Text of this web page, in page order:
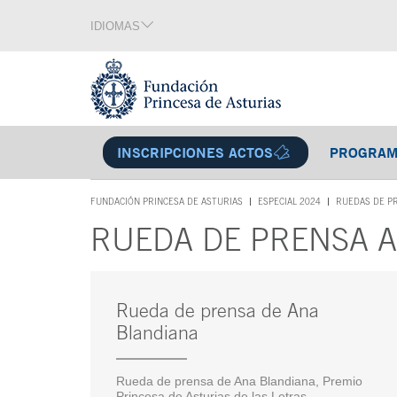
Tecla de acceso 1
IDIOMAS
Menú interior
INSCRIPCIONES ACTOSSE ABRE EN
FUNDACIÓN PRINCESA DE ASTURIAS
TECLA DE ACCESO 1
ESPECIAL 2024 RUEDAS DE
Contenido principalRUEDA DE PRENSA
Rueda de prensa de Ana
Blandiana
Rueda de prensa de Ana Blandiana, Premio